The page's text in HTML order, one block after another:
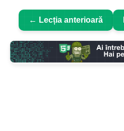
← Lecția anterioară